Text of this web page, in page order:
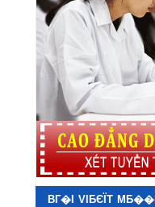
BГ�I VIБЄЇT MБ��I